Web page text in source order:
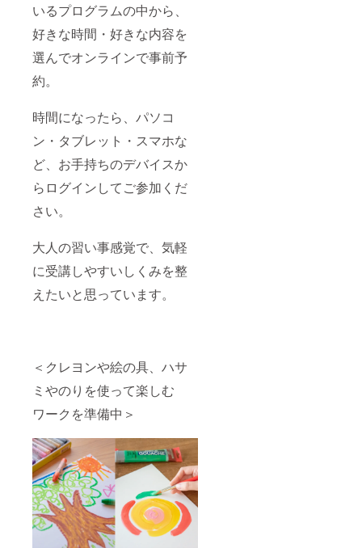
いるプログラムの中から、
好きな時間・好きな内容を
選んでオンラインで事前予
約。
時間になったら、パソコ
ン・タブレット・スマホな
ど、お手持ちのデバイスか
らログインしてご参加くだ
さい。
大人の習い事感覚で、気軽
に受講しやすいしくみを整
えたいと思っています。
＜クレヨンや絵の具、ハサ
ミやのりを使って楽しむ
ワークを準備中＞